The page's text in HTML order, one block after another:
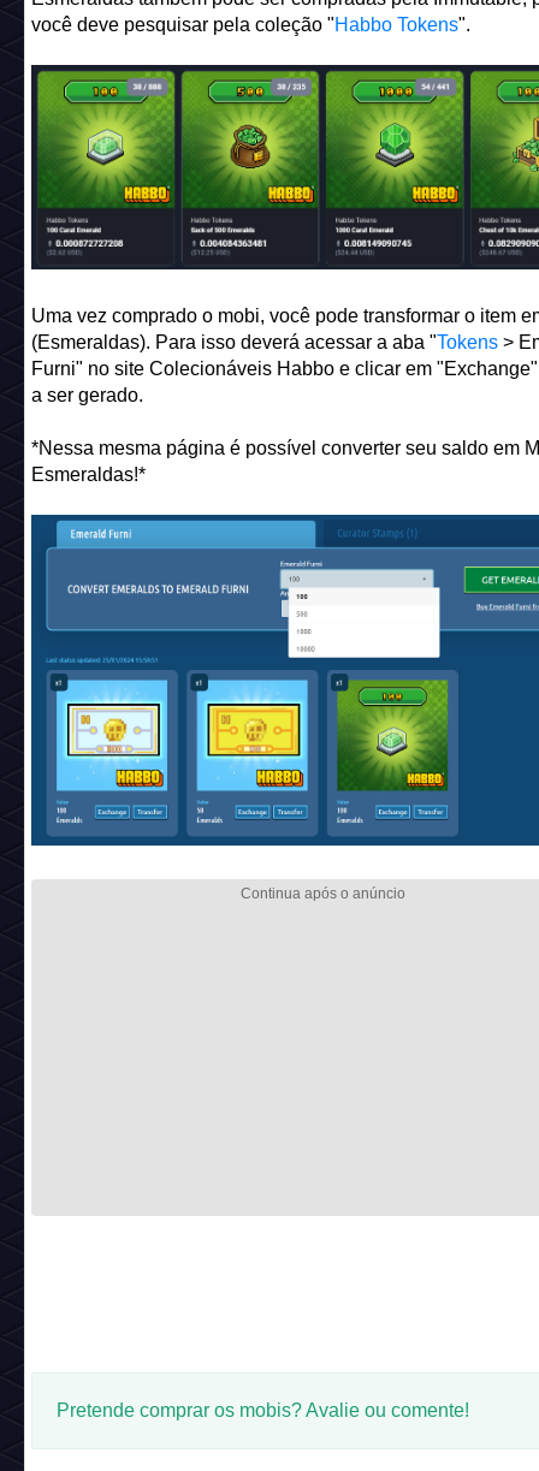
diariamente na página do Projeto Colecionáveis.
Esmeraldas também pode ser compradas pela Immutable,
você deve pesquisar pela coleção "Habbo Tokens".
Uma vez comprado o mobi, você pode transformar o item
(Esmeraldas). Para isso deverá acessar a aba "Tokens
Furni" no site Colecionáveis Habbo e clicar em
a ser gerado.
*Nessa mesma página é possível converter seu saldo em
Esmeraldas!*